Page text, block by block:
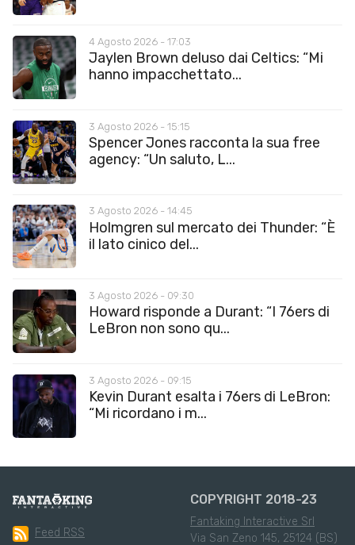
4 Agosto 2026 - 17:03
Jaylen Brown deluso dai Celtics: “Mi
hanno impacchettato...
3 Agosto 2026 - 15:15
Spencer Jones racconta la sua free
agency: “Un saluto, L...
3 Agosto 2026 - 14:45
Holmgren sul mercato dei Thunder: “È
il lato cinico del...
3 Agosto 2026 - 09:30
Howard risponde a Durant: “I 76ers di
LeBron non sono qu...
3 Agosto 2026 - 09:15
Kevin Durant esalta i 76ers di LeBron:
“Mi ricordano i m...
Feed RSS
COPYRIGHT 2018-23
Fantaking Interactive Srl
Via San Zeno 145, 25124 (BS)